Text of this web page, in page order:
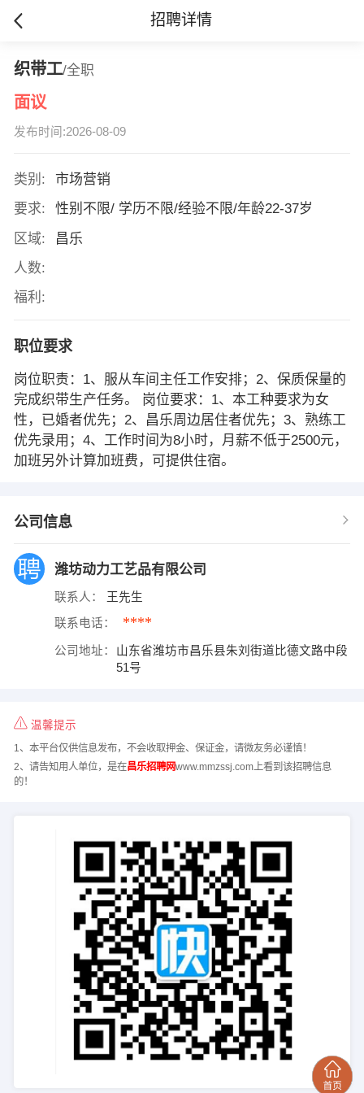
招聘详情
织带工/全职
面议
发布时间:2026-08-09
类别:
市场营销
要求:
性别不限/ 学历不限/经验不限/年龄22-37岁
区域:
昌乐
人数:
福利:
职位要求
岗位职责：1、服从车间主任工作安排；2、保质保量的
完成织带生产任务。 岗位要求：1、本工种要求为女
性，已婚者优先；2、昌乐周边居住者优先；3、熟练工
优先录用；4、工作时间为8小时，月薪不低于2500元，
加班另外计算加班费，可提供住宿。
公司信息
潍坊动力工艺品有限公司
联系人： 王先生
联系电话： ****
公司地址：
山东省潍坊市昌乐县朱刘街道比德文路中段
51号
温馨提示
1、本平台仅供信息发布，不会收取押金、保证金，请微友务必谨慎！
2、请告知用人单位，是在昌乐招聘网www.mmzssj.com上看到该招聘信息
的！